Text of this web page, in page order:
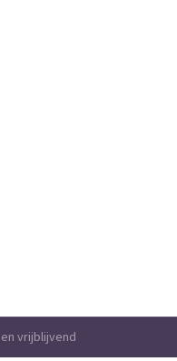
vrijblijvend